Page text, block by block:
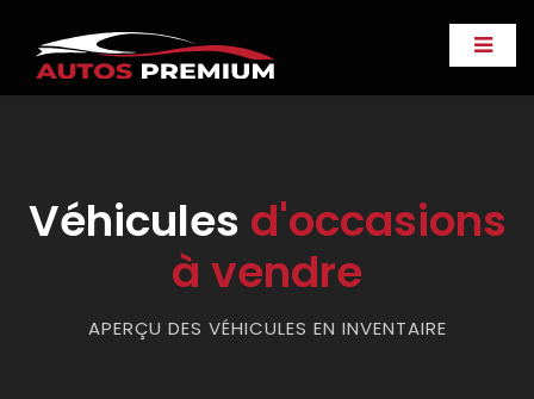
Véhicules d'occasions
à vendre
APERÇU DES VÉHICULES EN INVENTAIRE